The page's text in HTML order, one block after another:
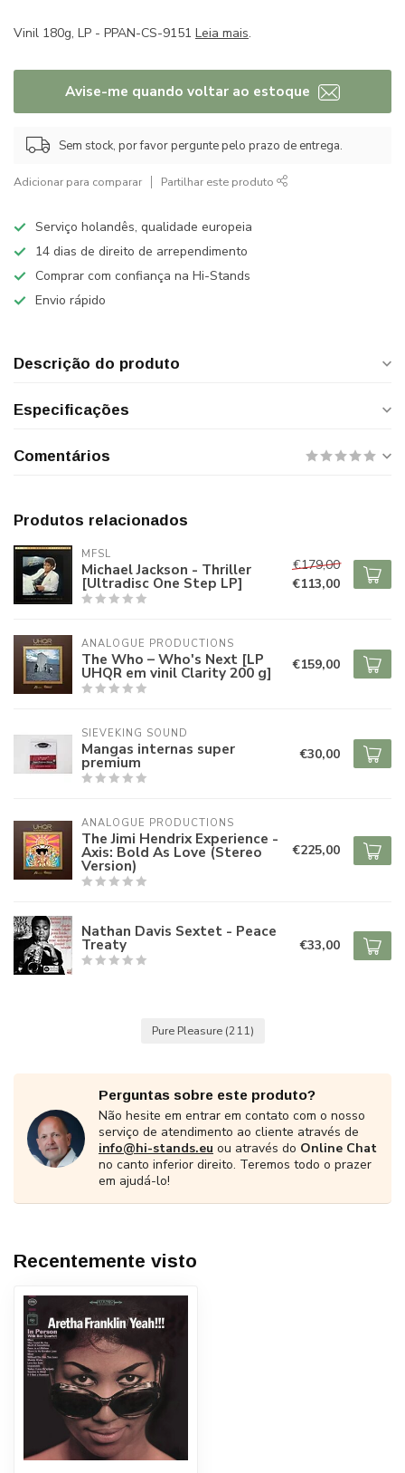
Vinil 180g, LP - PPAN-CS-9151 Leia mais.
Avise-me quando voltar ao estoque
Sem stock, por favor pergunte pelo prazo de entrega.
Adicionar para comparar Partilhar este produto
Serviço holandês, qualidade europeia
14 dias de direito de arrependimento
Comprar com confiança na Hi-Stands
Envio rápido
Descrição do produto
Especificações
Comentários
Produtos relacionados
MFSL
Michael Jackson - Thriller
[Ultradisc One Step LP]
€179,00
€113,00
ANALOGUE PRODUCTIONS
The Who – Who's Next [LP
UHQR em vinil Clarity 200 g] €159,00
SIEVEKING SOUND
Mangas internas super
premium €30,00
ANALOGUE PRODUCTIONS
The Jimi Hendrix Experience -
Axis: Bold As Love (Stereo
Version)
€225,00
Nathan Davis Sextet - Peace
Treaty €33,00
Pure Pleasure (211)
Perguntas sobre este produto?
Não hesite em entrar em contato com o nosso
serviço de atendimento ao cliente através de
info@hi-stands.eu ou através do Online Chat
no canto inferior direito. Teremos todo o prazer
em ajudá-lo!
Recentemente visto